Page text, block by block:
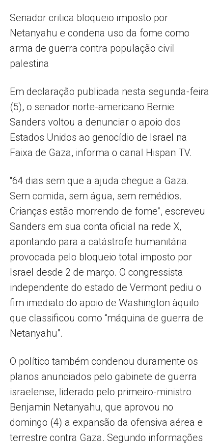
Senador critica bloqueio imposto por
Netanyahu e condena uso da fome como
arma de guerra contra população civil
palestina
Em declaração publicada nesta segunda-feira
(5), o senador norte-americano Bernie
Sanders voltou a denunciar o apoio dos
Estados Unidos ao genocídio de Israel na
Faixa de Gaza, informa o canal Hispan TV.
“64 dias sem que a ajuda chegue a Gaza.
Sem comida, sem água, sem remédios.
Crianças estão morrendo de fome”, escreveu
Sanders em sua conta oficial na rede X,
apontando para a catástrofe humanitária
provocada pelo bloqueio total imposto por
Israel desde 2 de março. O congressista
independente do estado de Vermont pediu o
fim imediato do apoio de Washington àquilo
que classificou como “máquina de guerra de
Netanyahu”.
O político também condenou duramente os
planos anunciados pelo gabinete de guerra
israelense, liderado pelo primeiro-ministro
Benjamin Netanyahu, que aprovou no
domingo (4) a expansão da ofensiva aérea e
terrestre contra Gaza. Segundo informações